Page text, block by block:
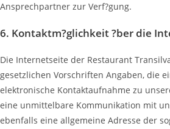
Ansprechpartner zur Verf?gung.
6. Kontaktm?glichkeit ?ber die
Die Internetseite der Restaurant
gesetzlichen Vorschriften Angaben, die
elektronische Kontaktaufnahme zu
eine unmittelbare Kommunikation mit
ebenfalls eine allgemeine Adresse der